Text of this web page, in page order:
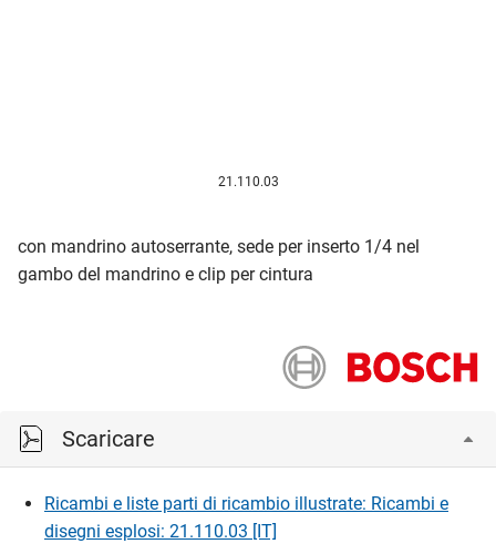
21.110.03
con mandrino autoserrante, sede per inserto 1/4 nel
gambo del mandrino e clip per cintura
Scaricare
Ricambi e liste parti di ricambio illustrate: Ricambi e
disegni esplosi: 21.110.03 [IT]